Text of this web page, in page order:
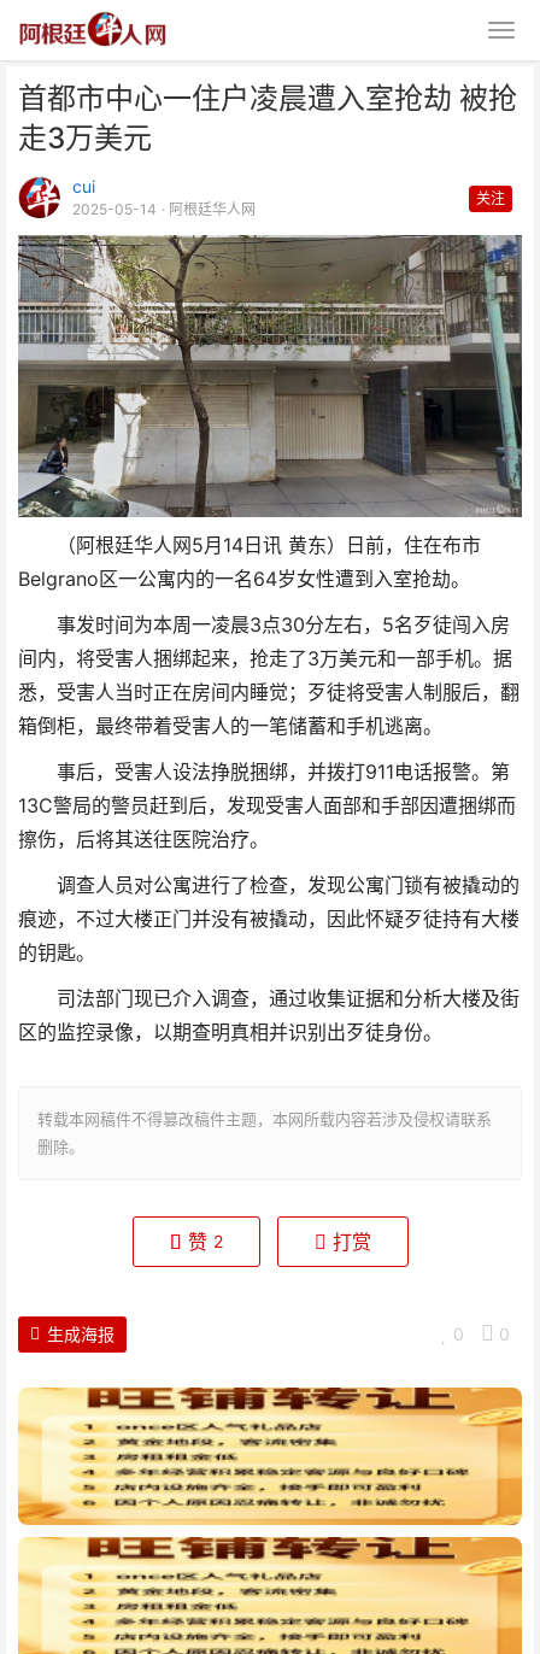
首都市中心一住户凌晨遭入室抢劫 被抢
走3万美元
cui
2025-05-14 · 阿根廷华人网
关注
（阿根廷华人网5月14日讯 黄东）日前，住在布市
Belgrano区一公寓内的一名64岁女性遭到入室抢劫。
事发时间为本周一凌晨3点30分左右，5名歹徒闯入房
间内，将受害人捆绑起来，抢走了3万美元和一部手机。据
悉，受害人当时正在房间内睡觉；歹徒将受害人制服后，翻
箱倒柜，最终带着受害人的一笔储蓄和手机逃离。
事后，受害人设法挣脱捆绑，并拨打911电话报警。第
13C警局的警员赶到后，发现受害人面部和手部因遭捆绑而
擦伤，后将其送往医院治疗。
调查人员对公寓进行了检查，发现公寓门锁有被撬动的
痕迹，不过大楼正门并没有被撬动，因此怀疑歹徒持有大楼
的钥匙。
司法部门现已介入调查，通过收集证据和分析大楼及街
区的监控录像，以期查明真相并识别出歹徒身份。
转载本网稿件不得篡改稿件主题，本网所载内容若涉及侵权请联系
删除。
首都市中心一住户凌晨遭入室抢劫
被抢走3万美元
赞 2 打赏
0 0
生成海报